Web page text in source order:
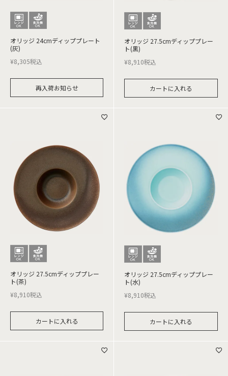
オリッジ 24cmディッププレート
(灰)
¥8,305税込
再入荷お知らせ
オリッジ 27.5cmディッププレー
ト(黒)
¥8,910税込
カートに入れる
オリッジ 27.5cmディッププレー
ト(茶)
¥8,910税込
カートに入れる
オリッジ 27.5cmディッププレー
ト(水)
¥8,910税込
カートに入れる